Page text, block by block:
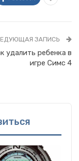
ЗАПИСЬ
удалить ребенка в
игре Симс 4